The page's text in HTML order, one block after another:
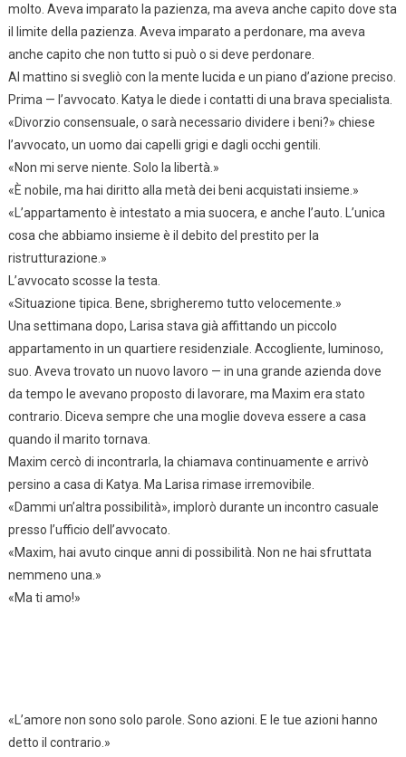
molto. Aveva imparato la pazienza, ma aveva anche capito dove sta
il limite della pazienza. Aveva imparato a perdonare, ma aveva
anche capito che non tutto si può o si deve perdonare.
Al mattino si svegliò con la mente lucida e un piano d’azione preciso.
Prima — l’avvocato. Katya le diede i contatti di una brava specialista.
«Divorzio consensuale, o sarà necessario dividere i beni?» chiese
l’avvocato, un uomo dai capelli grigi e dagli occhi gentili.
«Non mi serve niente. Solo la libertà.»
«È nobile, ma hai diritto alla metà dei beni acquistati insieme.»
«L’appartamento è intestato a mia suocera, e anche l’auto. L’unica
cosa che abbiamo insieme è il debito del prestito per la
ristrutturazione.»
L’avvocato scosse la testa.
«Situazione tipica. Bene, sbrigheremo tutto velocemente.»
Una settimana dopo, Larisa stava già affittando un piccolo
appartamento in un quartiere residenziale. Accogliente, luminoso,
suo. Aveva trovato un nuovo lavoro — in una grande azienda dove
da tempo le avevano proposto di lavorare, ma Maxim era stato
contrario. Diceva sempre che una moglie doveva essere a casa
quando il marito tornava.
Maxim cercò di incontrarla, la chiamava continuamente e arrivò
persino a casa di Katya. Ma Larisa rimase irremovibile.
«Dammi un’altra possibilità», implorò durante un incontro casuale
presso l’ufficio dell’avvocato.
«Maxim, hai avuto cinque anni di possibilità. Non ne hai sfruttata
nemmeno una.»
«Ma ti amo!»
«L’amore non sono solo parole. Sono azioni. E le tue azioni hanno
detto il contrario.»